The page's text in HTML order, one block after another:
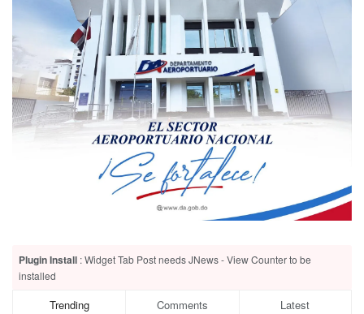
Plugin Install : Widget Tab Post needs JNews - View Counter to be
installed
Trending Comments Latest